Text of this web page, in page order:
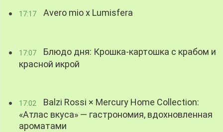
17:17 Avero mio x Lumisfera
17:07
Блюдо дня: Крошка-картошка с крабом и
красной икрой
17:02
Balzi Rossi × Mercury Home Collection:
«Атлас вкуса» — гастрономия, вдохновленная
ароматами